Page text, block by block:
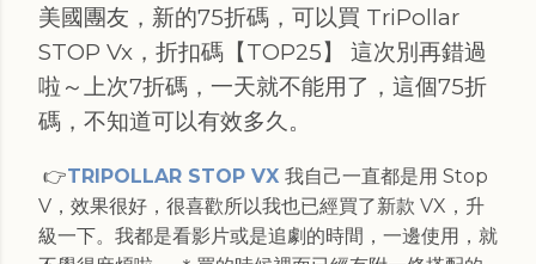
美國團友，新的75折碼，可以買 TriPollar
STOP Vx，折扣碼【TOP25】 這次別再錯過
啦～上次7折碼，一天就不能用了，這個75折
碼，不知道可以有效多久。
👉TRIPOLLAR STOP VX 我自己一直都是用 Stop
V，效果很好，很喜歡所以我也已經買了新款 VX，升
級一下。我都是看影片或是追劇的時間，一邊使用，就